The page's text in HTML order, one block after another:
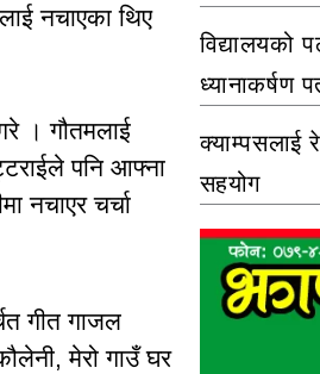
नचाएका थिए
। गौतमलाई
पनि आफ्ना
नचाएर चर्चा
गीत गाजल
मेरो गाउँ घर
विद्यालयको
ध्यानाकर्षण
क्याम्पसलाई
सहयोग